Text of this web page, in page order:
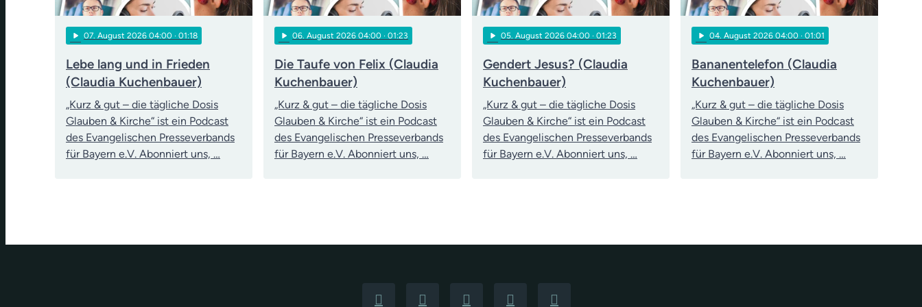
play_arrow 07 . August 2026 04:00 · 01:18
Lebe lang und in Frieden
(Claudia Kuchenbauer)
„Kurz & gut – die tägliche Dosis
Glauben & Kirche“ ist ein Podcast
des Evangelischen Presseverbands
für Bayern e.V. Abonniert uns, …
play_arrow 06 . August 2026 04:00 · 01:23
Die Taufe von Felix (Claudia
Kuchenbauer)
„Kurz & gut – die tägliche Dosis
Glauben & Kirche“ ist ein Podcast
des Evangelischen Presseverbands
für Bayern e.V. Abonniert uns, …
play_arrow 05 . August 2026 04:00 · 01:23
Gendert Jesus? (Claudia
Kuchenbauer)
„Kurz & gut – die tägliche Dosis
Glauben & Kirche“ ist ein Podcast
des Evangelischen Presseverbands
für Bayern e.V. Abonniert uns, …
play_arrow 04 . August 2026 04:00 · 01:01
Bananentelefon (Claudia
Kuchenbauer)
„Kurz & gut – die tägliche Dosis
Glauben & Kirche“ ist ein Podcast
des Evangelischen Presseverbands
für Bayern e.V. Abonniert uns, …